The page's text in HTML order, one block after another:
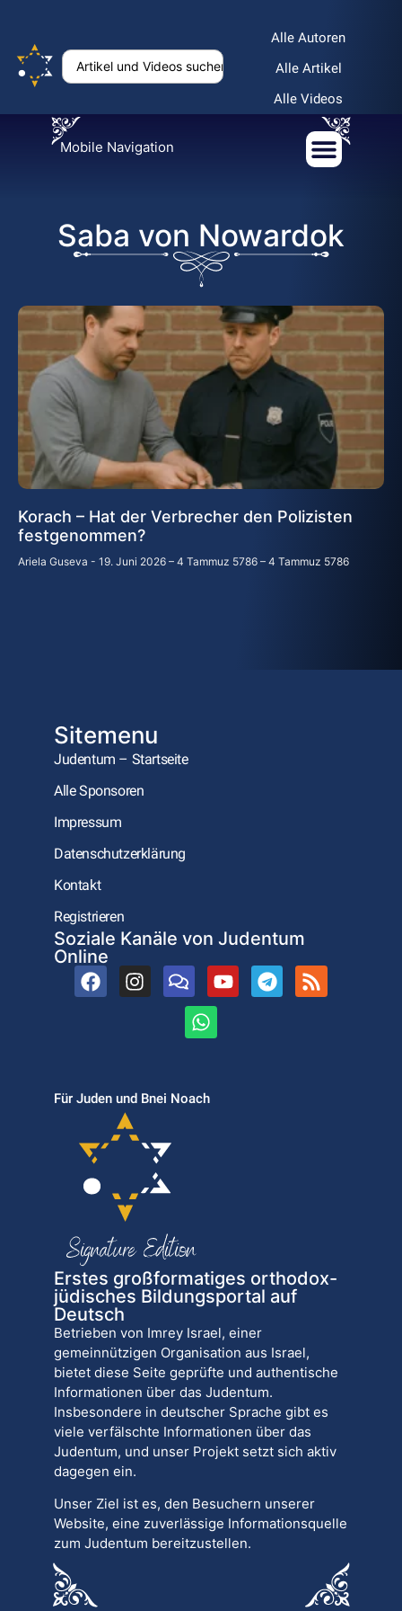
Alle Autoren
Alle Artikel
Alle Videos
Mobile Navigation
Saba von Nowardok
Korach – Hat der Verbrecher den Polizisten
festgenommen?
Ariela Guseva 19. Juni 2026 – 4 Tammuz 5786 – 4 Tammuz 5786
Sitemenu
Judentum – Startseite
Alle Sponsoren
Impressum
Datenschutzerklärung
Kontakt
Registrieren
Soziale Kanäle von Judentum
Online
Für Juden und Bnei Noach
Erstes großformatiges orthodox-
jüdisches Bildungsportal auf
Deutsch
Betrieben von Imrey Israel, einer
gemeinnützigen Organisation aus Israel,
bietet diese Seite geprüfte und authentische
Informationen über das Judentum.
Insbesondere in deutscher Sprache gibt es
viele verfälschte Informationen über das
Judentum, und unser Projekt setzt sich aktiv
dagegen ein.
Unser Ziel ist es, den Besuchern unserer
Website, eine zuverlässige Informationsquelle
zum Judentum bereitzustellen.